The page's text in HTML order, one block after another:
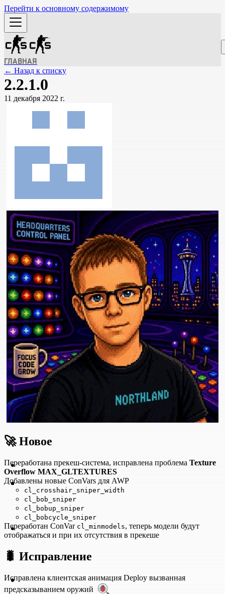
Перейти к основному содержимому
ГЛАВНАЯ
← Назад к списку
2.2.1.0
11 декабря 2022 г.
🚀Новое
Переработана прекеш-система, исправлена проблема Texture
Overflow MAX_GLTEXTURES
Добавлены новые ConVars для AWP
cl_crosshair_sniper_width
cl_bob_sniper
cl_bobup_sniper
cl_bobcycle_sniper
Переработан ConVar cl_minmodels, теперь модели будут
отображаться и при их отсутствия в прекеше
🐛 Исправление
Исправлена клиентская анимация Deploy вызванная
предсказыванием оружий